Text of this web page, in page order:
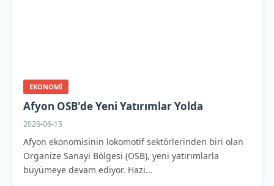
EKONOMI
Afyon OSB'de Yeni Yatırımlar Yolda
2026-06-15
Afyon ekonomisinin lokomotif sektörlerinden biri olan
Organize Sanayi Bölgesi (OSB), yeni yatırımlarla
büyümeye devam ediyor. Hazi...